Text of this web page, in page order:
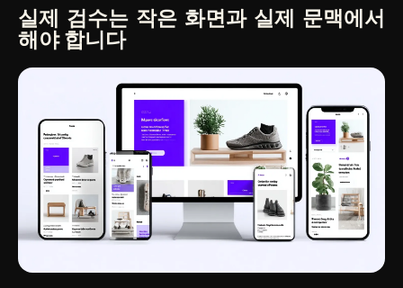
실제 검수는 작은 화면과 실제 문맥에서
해야 합니다